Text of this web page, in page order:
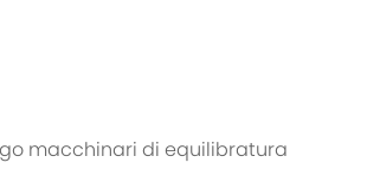
macchinari di equilibratura